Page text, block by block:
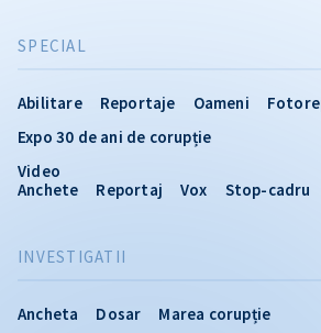
INVESTIGATII
Ancheta Dosar
Marea corupție
SPECIAL
Abilitare Reportaje Oameni
Expo 30 de ani de corupție
Video
Anchete
Reportaj Vox Stop-cadru